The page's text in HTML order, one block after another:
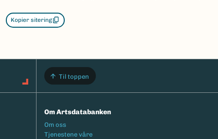
Kopier sitering
Til toppen
Om Artsdatabanken
Footermeny
Om oss
Tjenestene våre